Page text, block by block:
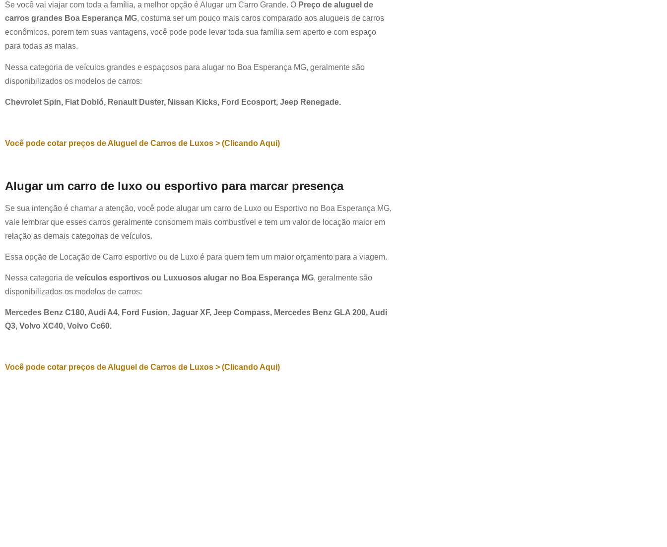
Se você vai viajar com toda a família, a melhor opção é Alugar um Carro Grande. O Preço de aluguel de
carros grandes Boa Esperança MG, costuma ser um pouco mais caros comparado aos alugueis de carros
econômicos, porem tem suas vantagens, você pode pode levar toda sua família sem aperto e com espaço
para todas as malas.
Nessa categoria de veículos grandes e espaçosos para alugar no Boa Esperança MG, geralmente são
disponibilizados os modelos de carros:
Chevrolet Spin, Fiat Dobló, Renault Duster, Nissan Kicks, Ford Ecosport, Jeep Renegade.
Você pode cotar preços de Aluguel de Carros de Luxos > (Clicando Aqui)
Alugar um carro de luxo ou esportivo para marcar presença
Se sua intenção é chamar a atenção, você pode alugar um carro de Luxo ou Esportivo no Boa Esperança MG,
vale lembrar que esses carros geralmente consomem mais combustível e tem um valor de locação maior em
relação as demais categorias de veículos.
Essa opção de Locação de Carro esportivo ou de Luxo é para quem tem um maior orçamento para a viagem.
Nessa categoria de veículos esportivos ou Luxuosos alugar no Boa Esperança MG, geralmente são
disponibilizados os modelos de carros:
Mercedes Benz C180, Audi A4, Ford Fusion, Jaguar XF, Jeep Compass, Mercedes Benz GLA 200, Audi
Q3, Volvo XC40, Volvo Cc60.
Você pode cotar preços de Aluguel de Carros de Luxos > (Clicando Aqui)